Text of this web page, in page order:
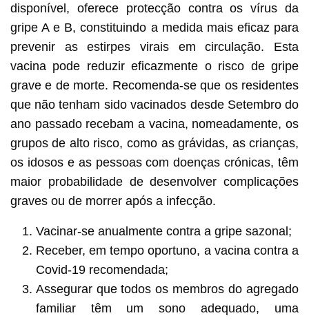
disponível, oferece protecção contra os vírus da
gripe A e B, constituindo a medida mais eficaz para
prevenir as estirpes virais em circulação. Esta
vacina pode reduzir eficazmente o risco de gripe
grave e de morte. Recomenda-se que os residentes
que não tenham sido vacinados desde Setembro do
ano passado recebam a vacina, nomeadamente, os
grupos de alto risco, como as grávidas, as crianças,
os idosos e as pessoas com doenças crónicas, têm
maior probabilidade de desenvolver complicações
graves ou de morrer após a infecção.
Vacinar-se anualmente contra a gripe sazonal;
Receber, em tempo oportuno, a vacina contra a
Covid-19 recomendada;
Assegurar que todos os membros do agregado
familiar têm um sono adequado, uma